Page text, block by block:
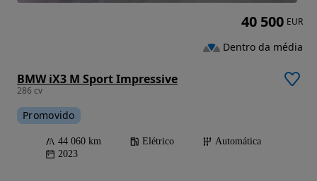
BMW iX3 M Sport Impressive
286 cv
Promovido
44 060 km Elétrico
Automática
2023
40 500 EUR
Dentro da média